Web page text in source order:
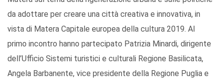
da adottare per creare una città creativa e innovativa, in
vista di Matera Capitale europea della cultura 2019. Al
primo incontro hanno partecipato Patrizia Minardi, dirigente
dell’Ufficio Sistemi turistici e culturali Regione Basilicata,
Angela Barbanente, vice presidente della Regione Puglia e